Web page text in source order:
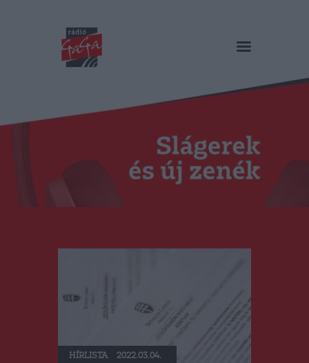
RÁDIÓ GAGA
Műsorok
Duma Duba
Podcast és videók
Stáb
HÍRLISTA
2022.03.04.